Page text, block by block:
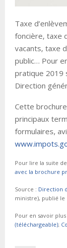
Taxe
foncière, taxe
vacants, taxe
public… Pour
pratique 2019
Direction
Cette
principaux
formulaires,
Pour lire la suite de
avec la brochure
Source : Direction
ministre), publié le
Pour en savoir plus
(téléchargeable);